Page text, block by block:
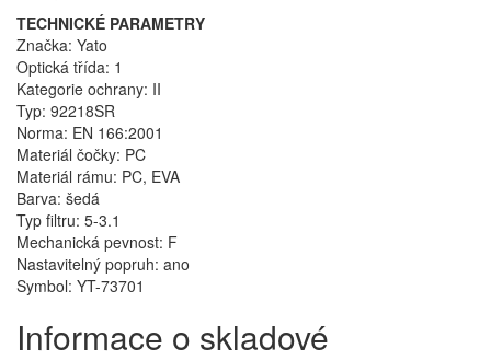
TECHNICKÉ PARAMETRY
Značka: Yato
Optická třída: 1
Kategorie ochrany: II
Typ: 92218SR
Norma: EN 166:2001
Materiál čočky: PC
Materiál rámu: PC, EVA
Barva: šedá
Typ filtru: 5-3.1
Mechanická pevnost: F
Nastavitelný popruh: ano
Symbol: YT-73701
Informace o skladové